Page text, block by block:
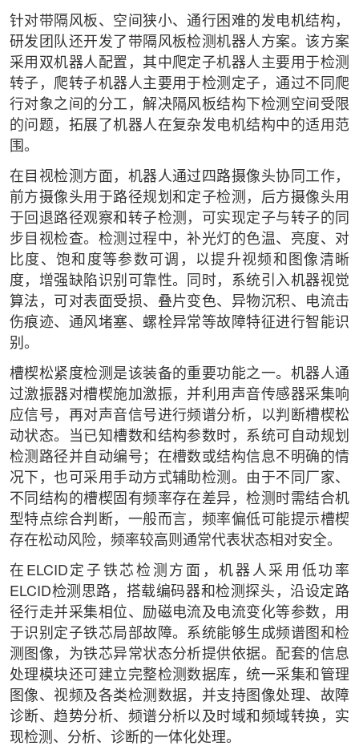
针对带隔风板、空间狭小、通行困难的发电机结构，
研发团队还开发了带隔风板检测机器人方案。该方案
采用双机器人配置，其中爬定子机器人主要用于检测
转子，爬转子机器人主要用于检测定子，通过不同爬
行对象之间的分工，解决隔风板结构下检测空间受限
的问题，拓展了机器人在复杂发电机结构中的适用范
围。
在目视检测方面，机器人通过四路摄像头协同工作，
前方摄像头用于路径规划和定子检测，后方摄像头用
于回退路径观察和转子检测，可实现定子与转子的同
步目视检查。检测过程中，补光灯的色温、亮度、对
比度、饱和度等参数可调，以提升视频和图像清晰
度，增强缺陷识别可靠性。同时，系统引入机器视觉
算法，可对表面受损、叠片变色、异物沉积、电流击
伤痕迹、通风堵塞、螺栓异常等故障特征进行智能识
别。
槽楔松紧度检测是该装备的重要功能之一。机器人通
过激振器对槽楔施加激振，并利用声音传感器采集响
应信号，再对声音信号进行频谱分析，以判断槽楔松
动状态。当已知槽数和结构参数时，系统可自动规划
检测路径并自动编号；在槽数或结构信息不明确的情
况下，也可采用手动方式辅助检测。由于不同厂家、
不同结构的槽楔固有频率存在差异，检测时需结合机
型特点综合判断，一般而言，频率偏低可能提示槽楔
存在松动风险，频率较高则通常代表状态相对安全。
在ELCID定子铁芯检测方面，机器人采用低功率
ELCID检测思路，搭载编码器和检测探头，沿设定路
径行走并采集相位、励磁电流及电流变化等参数，用
于识别定子铁芯局部故障。系统能够生成频谱图和检
测图像，为铁芯异常状态分析提供依据。配套的信息
处理模块还可建立完整检测数据库，统一采集和管理
图像、视频及各类检测数据，并支持图像处理、故障
诊断、趋势分析、频谱分析以及时域和频域转换，实
现检测、分析、诊断的一体化处理。